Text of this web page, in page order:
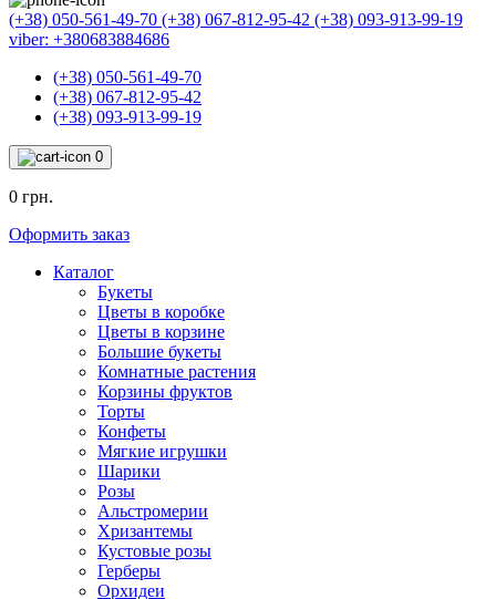
(+38) 050-561-49-70 (+38) 067-812-95-42 (+38) 093-913-99-19
viber: +380683884686
(+38) 050-561-49-70
(+38) 067-812-95-42
(+38) 093-913-99-19
0
0 грн.
Оформить заказ
Каталог
Букеты
Цветы в коробке
Цветы в корзине
Большие букеты
Комнатные растения
Корзины фруктов
Торты
Конфеты
Мягкие игрушки
Шарики
Розы
Альстромерии
Хризантемы
Кустовые розы
Герберы
Орхидеи